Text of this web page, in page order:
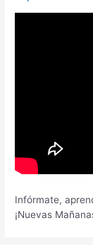
Infórmate,
¡Nuevas